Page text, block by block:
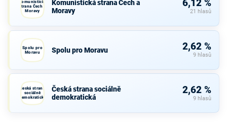
Komunistická
strana Čech a
Moravy
Komunistická strana Čech a
Moravy
6,12 %
21 hlasů
Spolu pro
Moravu
Spolu pro Moravu 2,62 %
9 hlasů
Česká strana
sociálně
demokratická
Česká strana sociálně
demokratická
2,62 %
9 hlasů